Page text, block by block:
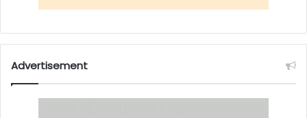
Advertisement